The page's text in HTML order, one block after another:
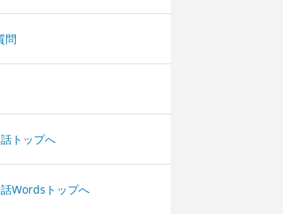
問
トップへ
Wordsトップへ